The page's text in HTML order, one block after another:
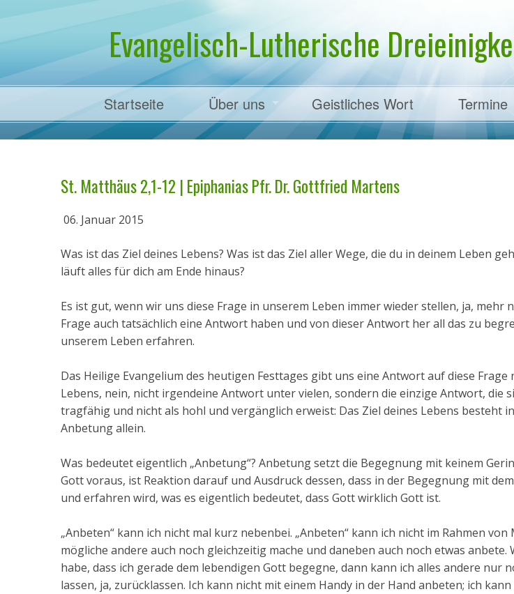
Evangelisch-Lutherische
Startseite
Über uns
Pfarrer Dr. Martens
Geistliches Wort Termine
St. Matthäus 2,1-12 | Epiphanias Pfr. Dr. Gottfried Martens
06. Januar 2015
Was ist das Ziel deines Lebens? Was ist das Ziel aller Wege, die du in deinem Leben
läuft alles für dich am Ende hinaus?
Es ist gut, wenn wir uns diese Frage in unserem Leben immer wieder stellen, ja, mehr
Frage auch tatsächlich eine Antwort haben und von dieser Antwort her all das zu
unserem Leben erfahren.
Das Heilige Evangelium des heutigen Festtages gibt uns eine Antwort auf diese Frage
Lebens, nein, nicht irgendeine Antwort unter vielen, sondern die einzige Antwort, die
tragfähig und nicht als hohl und vergänglich erweist: Das Ziel deines Lebens besteht
Anbetung allein.
Was bedeutet eigentlich „Anbetung“? Anbetung setzt die Begegnung mit keinem
Gott voraus, ist Reaktion darauf und Ausdruck dessen, dass in der Begegnung mit
und erfahren wird, was es eigentlich bedeutet, dass Gott wirklich Gott ist.
„Anbeten“ kann ich nicht mal kurz nebenbei. „Anbeten“ kann ich nicht im Rahmen
mögliche andere auch noch gleichzeitig mache und daneben auch noch etwas anbete.
habe, dass ich gerade dem lebendigen Gott begegne, dann kann ich alles andere nur
lassen, ja, zurücklassen. Ich kann nicht mit einem Handy in der Hand anbeten; ich